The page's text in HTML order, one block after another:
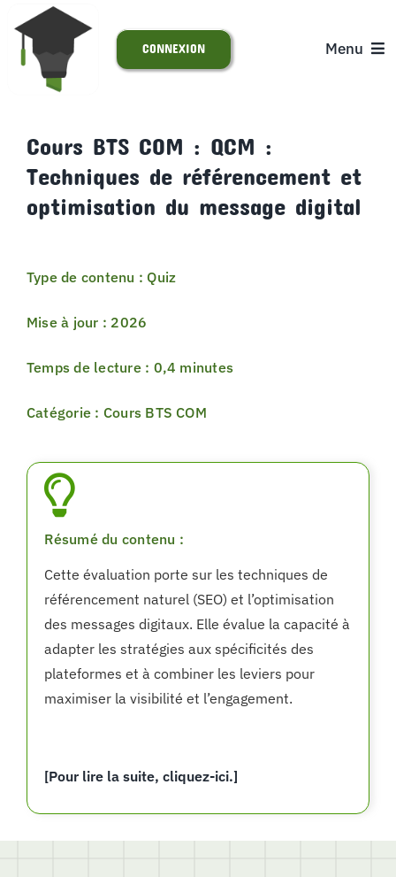
Passer
contenu
Menu
S’INSCRIRE
SUPPORT
CONNEXION
Cours BTS COM : QCM :
Techniques de référencement et
optimisation du message digital
Type de contenu : Quiz
Mise à jour : 2026
Temps de lecture : 0,4 minutes
Catégorie : Cours BTS COM
Résumé du contenu :
Cette évaluation porte sur les techniques de
référencement naturel (SEO) et l’optimisation
des messages digitaux. Elle évalue la capacité à
adapter les stratégies aux spécificités des
plateformes et à combiner les leviers pour
maximiser la visibilité et l’engagement.
[Pour lire la suite, cliquez-ici.]